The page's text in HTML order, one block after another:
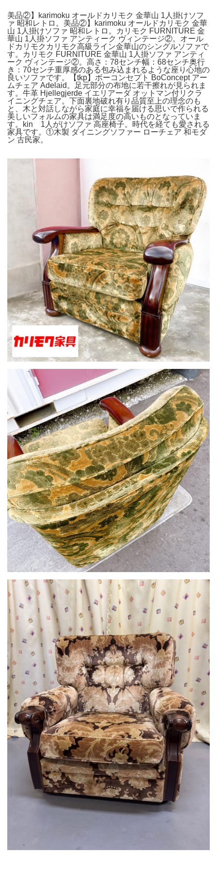
美品②】karimoku オールドカリモク 金華山 1人掛けソフ
ァ 昭和レトロ。美品②】karimoku オールドカリモク 金華
山 1人掛けソファ 昭和レトロ。カリモク FURNITURE 金
華山 1人掛ソファ アンティーク ヴィンテージ②。オール
ドカリモクカリモク高級ライン金華山のシングルソファで
す。カリモク FURNITURE 金華山 1人掛ソファ アンティ
ーク ヴィンテージ②。高さ：78センチ幅：68センチ奥行
き：70センチ重厚感のある包み込まれるような座り心地の
良いソファです。【tkp】ボーコンセプト BoConcept アー
ムチェア Adelaid。足元部分の布地に若干擦れが見られま
す。牛革 Hjellegjerde イエリアーダ オットマン付リクラ
イニングチェア。下面裏地破れ有り品質至上の理念のも
と、木と対話しながら家庭に幸福を届ける思いで作られる
美しいフォルムの家具は満足度の高いものとなっていま
す。kin 1人がけソファ 高座椅子。時代を経ても愛される
家具です。①木製 ダイニングソファー ローチェア 和モダ
ン 古民家。